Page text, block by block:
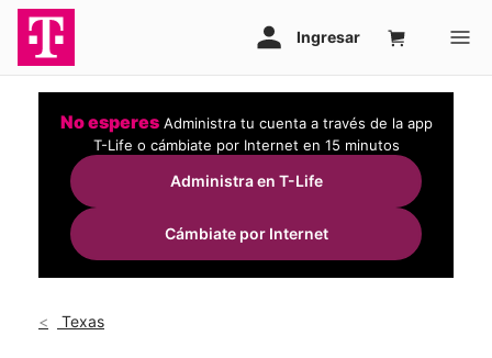
No esperes Administra tu cuenta a través de la app
T-Life o cámbiate por Internet en 15 minutos
Administra en T-Life
Cámbiate por Internet
Texas